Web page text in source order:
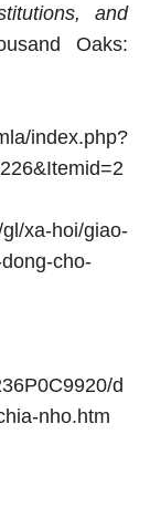
and
Oaks:
hoi/giao-
cho-
d
nho.htm